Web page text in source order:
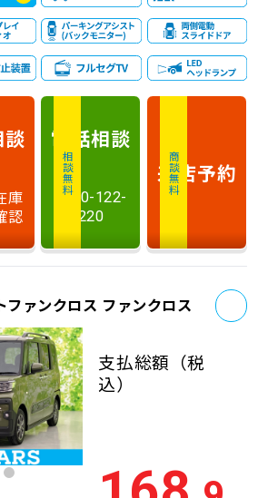
談
庫
認
相談無料
電話相談
0120-122-
220
商談無料
来店予約
ファンクロス ファンクロス
支払総額 （税
込）